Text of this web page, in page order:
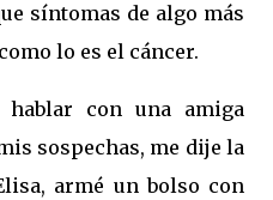
síntomas de algo más
lo es el cáncer.
hablar con una amiga
sospechas, me dije la
armé un bolso con